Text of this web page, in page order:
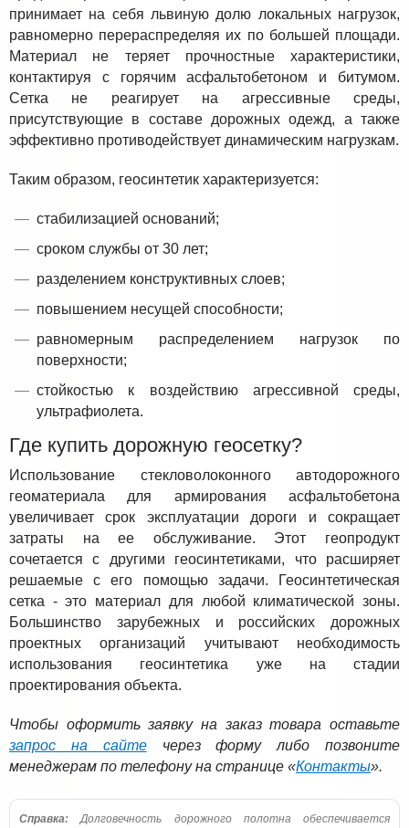
принимает на себя львиную долю локальных нагрузок,
равномерно перераспределяя их по большей площади.
Материал не теряет прочностные характеристики,
контактируя с горячим асфальтобетоном и битумом.
Сетка не реагирует на агрессивные среды,
присутствующие в составе дорожных одежд, а также
эффективно противодействует динамическим нагрузкам.
Таким образом, геосинтетик характеризуется:
стабилизацией оснований;
сроком службы от 30 лет;
разделением конструктивных слоев;
повышением несущей способности;
равномерным распределением нагрузок по
поверхности;
стойкостью к воздействию агрессивной среды,
ультрафиолета.
Где купить дорожную геосетку?
Использование стекловолоконного автодорожного
геоматериала для армирования асфальтобетона
увеличивает срок эксплуатации дороги и сокращает
затраты на ее обслуживание. Этот геопродукт
сочетается с другими геосинтетиками, что расширяет
решаемые с его помощью задачи. Геосинтетическая
сетка - это материал для любой климатической зоны.
Большинство зарубежных и российских дорожных
проектных организаций учитывают необходимость
использования геосинтетика уже на стадии
проектирования объекта.
Чтобы оформить заявку на заказ товара оставьте
запрос на сайтечерез форму либо позвоните
менеджерам по телефону на странице «Контакты».
Справка: Долговечность дорожного полотна обеспечивается